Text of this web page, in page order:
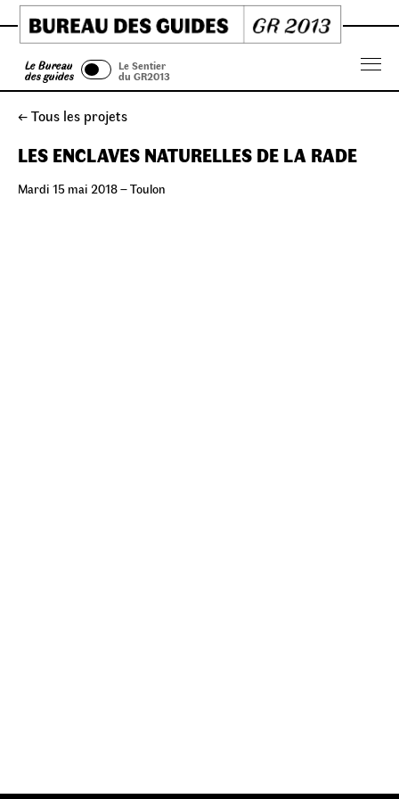
Skip
to
content
Le Bureau
des guides
Le Sentier
du GR2013
← Tous les projets
LES ENCLAVES NATURELLES DE LA RADE
Mardi 15 mai 2018 – Toulon